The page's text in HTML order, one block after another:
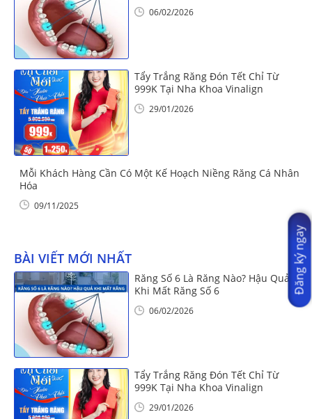
06/02/2026
Tẩy Trắng Răng Đón Tết Chỉ Từ
999K Tại Nha Khoa Vinalign
29/01/2026
Mỗi Khách Hàng Cần Có Một Kế Hoạch Niềng Răng Cá Nhân
Hóa
09/11/2025
BÀI VIẾT MỚI NHẤT
Răng Số 6 Là Răng Nào? Hậu Quả
Khi Mất Răng Số 6
06/02/2026
Tẩy Trắng Răng Đón Tết Chỉ Từ
999K Tại Nha Khoa Vinalign
29/01/2026
Đăng ký ngay